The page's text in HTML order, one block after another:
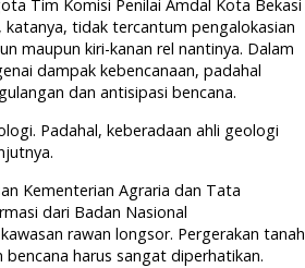
Tim Komisi Penilai Amdal Kota Bekasi
tidak tercantum pengalokasian
maupun kiri-kanan rel nantinya. Dalam
dampak kebencanaan, padahal
dan antisipasi bencana.
Padahal, keberadaan ahli geologi
Kementerian Agraria dan Tata
dari Badan Nasional
rawan longsor. Pergerakan tanah
harus sangat diperhatikan.